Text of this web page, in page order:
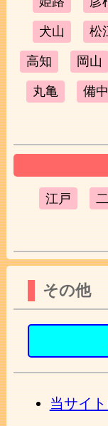
犬山 松
高知 岡山
丸亀 備
江戸
その他
当サイ